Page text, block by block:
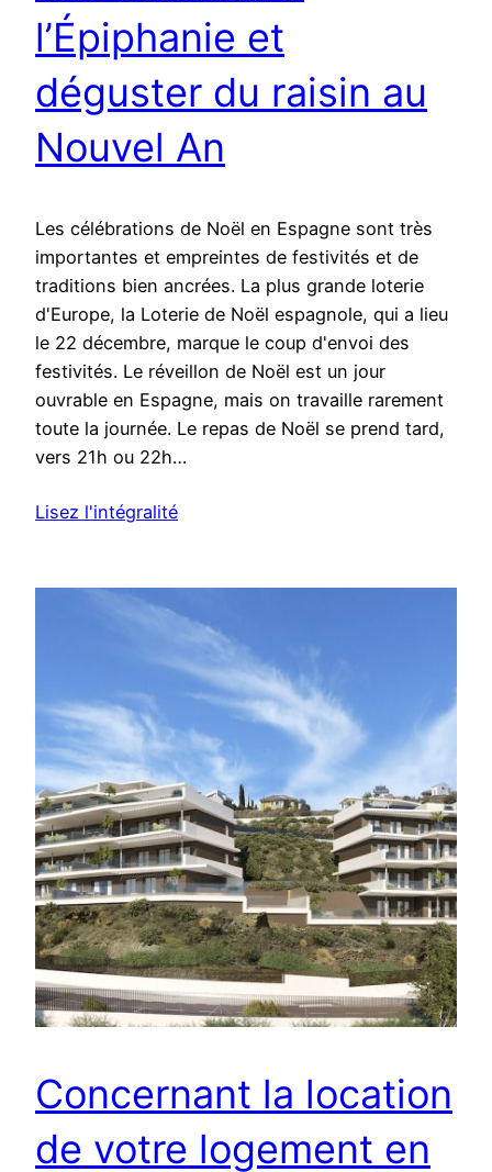
l’Épiphanie et
déguster du raisin au
Nouvel An
Les célébrations de Noël en Espagne sont très
importantes et empreintes de festivités et de
traditions bien ancrées. La plus grande loterie
d'Europe, la Loterie de Noël espagnole, qui a lieu
le 22 décembre, marque le coup d'envoi des
festivités. Le réveillon de Noël est un jour
ouvrable en Espagne, mais on travaille rarement
toute la journée. Le repas de Noël se prend tard,
vers 21h ou 22h…
Lisez l'intégralité
Concernant la location
de votre logement en